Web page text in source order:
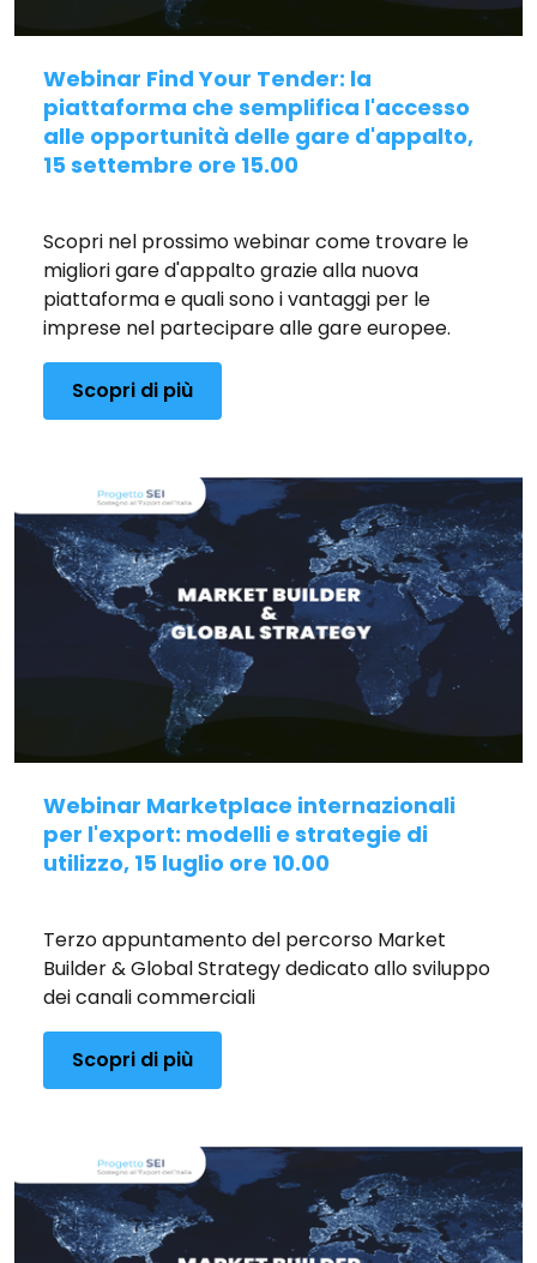
Webinar Find Your Tender: la
piattaforma che semplifica l'accesso
alle opportunità delle gare d'appalto,
15 settembre ore 15.00
Scopri nel prossimo webinar come trovare le
migliori gare d'appalto grazie alla nuova
piattaforma e quali sono i vantaggi per le
imprese nel partecipare alle gare europee.
Scopri di più
Webinar Marketplace internazionali
per l'export: modelli e strategie di
utilizzo, 15 luglio ore 10.00
Terzo appuntamento del percorso Market
Builder & Global Strategy dedicato allo sviluppo
dei canali commerciali
Scopri di più